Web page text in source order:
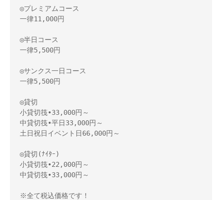
◎プレミアムコース
一律11,000円
◎半日コース
一律5,500円
◎サンクス一日コース
一律5,500円
◎貸切
小貸切筏•33,000円～
中貸切筏•平日33,000円～
土日祝日イベント日66,000円～
◎貸切(ﾅｲﾀｰ)
小貸切筏•22,000円～
中貸切筏•33,000円～
※全て税込価格です！